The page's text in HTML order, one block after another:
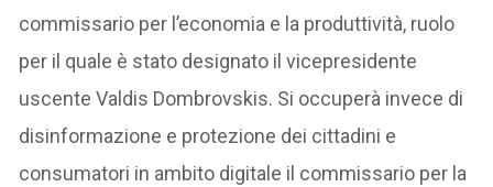
commissario per l’economia e la produttività, ruolo
per il quale è stato designato il vicepresidente
uscente Valdis Dombrovskis. Si occuperà invece di
disinformazione e protezione dei cittadini e
consumatori in ambito digitale il commissario per la